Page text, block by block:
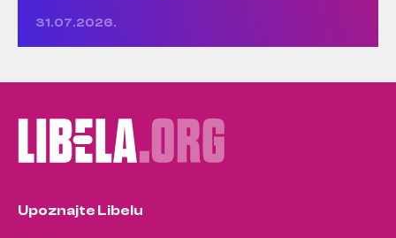
31.07.2026.
Upoznajte Libelu